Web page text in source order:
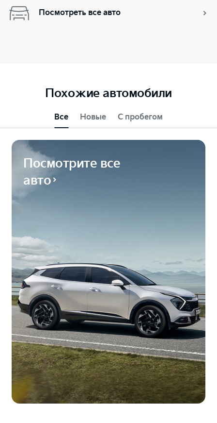
Посмотреть все авто
Похожие автомобили
Все Новые С пробегом
Посмотрите все
авто